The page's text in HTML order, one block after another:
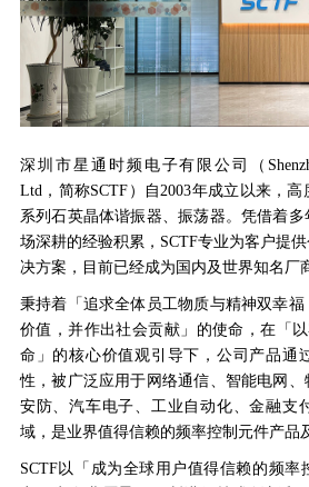
深圳市星通时频电子有限公司（
Ltd，简称SCTF）自2003年成立以来，
系列石英晶体谐振器、振荡器。凭借着
场深耕的经验积累，SCTF专业为客户提
决方案，目前已经成为国内及世界知名厂
秉持着「追求全体员工物质与精神双幸
价值，并作出社会贡献」的使命，在「
命」的核心价值观引导下，公司产品通
性，被广泛应用于网络通信、智能电网
安防、汽车电子、工业自动化、金融支
域，是业界值得信赖的频率控制元件产品
SCTF以「成为全球用户值得信赖的频